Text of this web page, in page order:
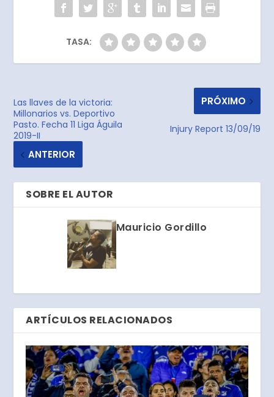
TASA:
Las llaves de la victoria:
Millonarios vs. Deportivo
Pasto. Fecha 11 Liga Águila
2019-II
ANTERIOR
PRÓXIMO
Injury Report 13/09/19
SOBRE EL AUTOR
Mauricio Gordillo
ARTÍCULOS RELACIONADOS